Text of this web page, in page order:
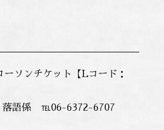
ソンチケット【Lコード：
落語係 ℡06-6372-6707